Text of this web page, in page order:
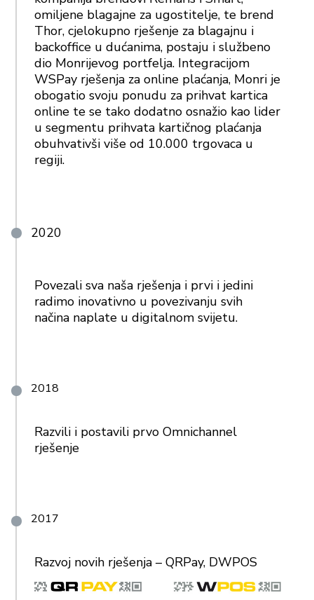
omiljene blagajne za ugostitelje, te brend
Thor, cjelokupno rješenje za blagajnu i
backoffice u dućanima, postaju i službeno
dio Monrijevog portfelja. Integracijom
WSPay rješenja za online plaćanja, Monri je
obogatio svoju ponudu za prihvat kartica
online te se tako dodatno osnažio kao lider
u segmentu prihvata kartičnog plaćanja
obuhvativši više od 10.000 trgovaca u
regiji.
2020
Povezali sva naša rješenja i prvi i jedini
radimo inovativno u povezivanju svih
načina naplate u digitalnom svijetu.
2018
Razvili i postavili prvo Omnichannel
rješenje
2017
Razvoj novih rješenja – QRPay, DWPOS